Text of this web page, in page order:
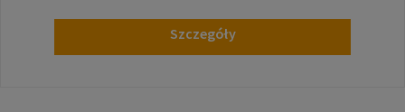
Szczegóły